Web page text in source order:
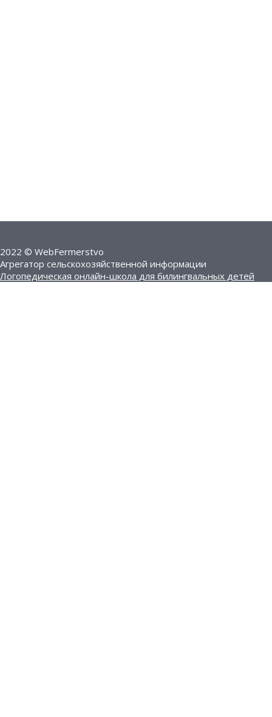
2022 © WebFermerstvo
Агрегатор сельскохозяйственной информации
Логопедическая онлайн-школа для билингвальных детей